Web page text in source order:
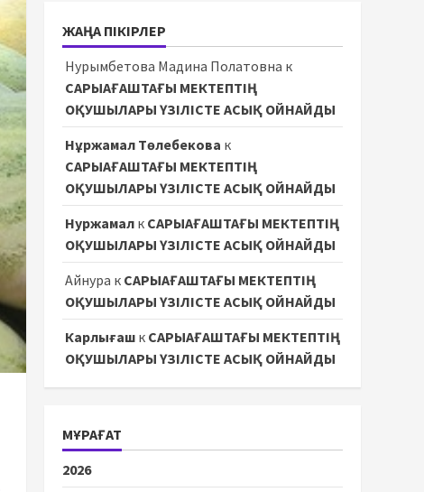
ЖАҢА ПІКІРЛЕР
Нурымбетова Мадина Полатовна к
САРЫАҒАШТАҒЫ МЕКТЕПТІҢ
ОҚУШЫЛАРЫ ҮЗІЛІСТЕ АСЫҚ ОЙНАЙДЫ
Нұржамал Төлебекова к
САРЫАҒАШТАҒЫ МЕКТЕПТІҢ
ОҚУШЫЛАРЫ ҮЗІЛІСТЕ АСЫҚ ОЙНАЙДЫ
Нуржамалк САРЫАҒАШТАҒЫ МЕКТЕПТІҢ
ОҚУШЫЛАРЫ ҮЗІЛІСТЕ АСЫҚ ОЙНАЙДЫ
Айнура к САРЫАҒАШТАҒЫ МЕКТЕПТІҢ
ОҚУШЫЛАРЫ ҮЗІЛІСТЕ АСЫҚ ОЙНАЙДЫ
Карлығашк САРЫАҒАШТАҒЫ МЕКТЕПТІҢ
ОҚУШЫЛАРЫ ҮЗІЛІСТЕ АСЫҚ ОЙНАЙДЫ
МҰРАҒАТ
2026